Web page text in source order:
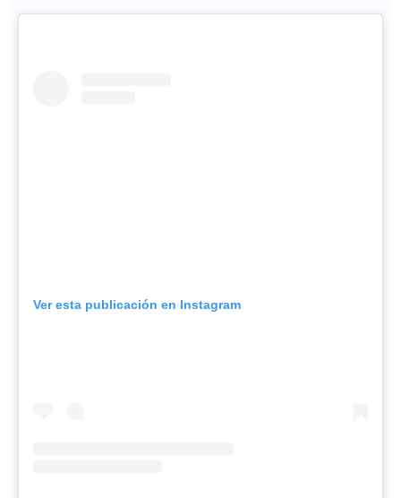
Ver esta publicación en Instagram